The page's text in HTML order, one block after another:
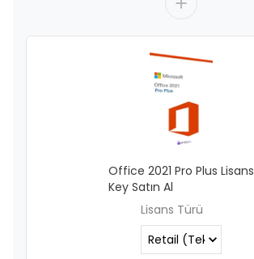
Office 2021 Pro Plus Lisans
Key Satın Al
Lisans Türü